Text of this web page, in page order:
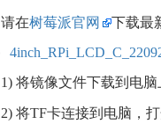
请在树莓派官网 下载最
1) 将镜像文件下载到电脑
2) 将TF卡连接到电脑，